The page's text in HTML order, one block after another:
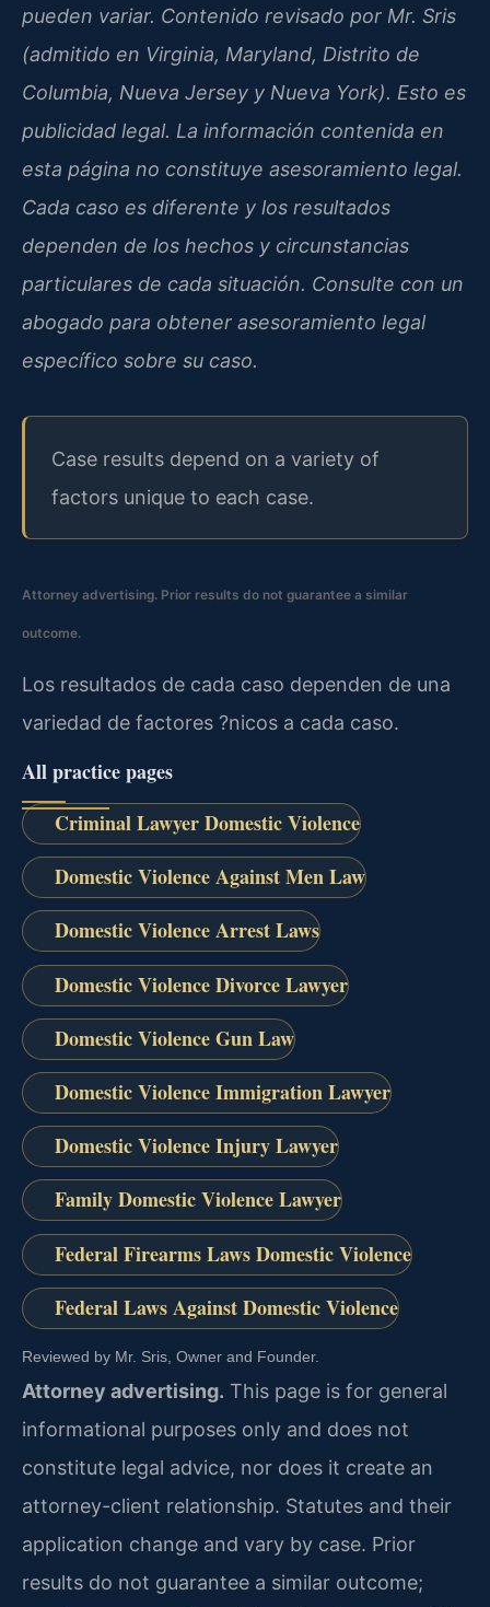
pueden variar. Contenido revisado por Mr. Sris
(admitido en Virginia, Maryland, Distrito de
Columbia, Nueva Jersey y Nueva York). Esto es
publicidad legal. La información contenida en
esta página no constituye asesoramiento legal.
Cada caso es diferente y los resultados
dependen de los hechos y circunstancias
particulares de cada situación. Consulte con un
abogado para obtener asesoramiento legal
específico sobre su caso.
Case results depend on a variety of
factors unique to each case.
Attorney advertising. Prior results do not guarantee a similar
outcome.
Los resultados de cada caso dependen de una
variedad de factores ?nicos a cada caso.
All practice pages
Criminal Lawyer Domestic Violence
Domestic Violence Against Men Law
Domestic Violence Arrest Laws
Domestic Violence Divorce Lawyer
Domestic Violence Gun Law
Domestic Violence Immigration Lawyer
Domestic Violence Injury Lawyer
Family Domestic Violence Lawyer
Federal Firearms Laws Domestic Violence
Federal Laws Against Domestic Violence
Reviewed by Mr. Sris, Owner and Founder.
Attorney advertising. This page is for general
informational purposes only and does not
constitute legal advice, nor does it create an
attorney-client relationship. Statutes and their
application change and vary by case. Prior
results do not guarantee a similar outcome;